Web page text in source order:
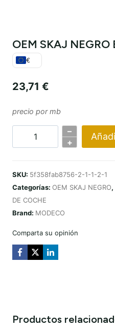
OEM SKAJ
€
23,71 €
precio por mb
Cantidad
BLACK
BMW
(COLOUR
84)
–
+
SKU: 5f358fab8756-2-1-1-2-1
Categorías: OEM SKAJ NEGRO,
DE COCHE
Brand: MODECO
Comparta su opinión
Productos